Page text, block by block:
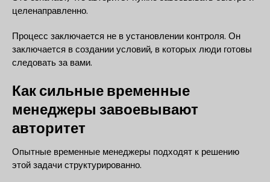
целенаправленно.
Процесс заключается не в установлении контроля. Он
заключается в создании условий, в которых люди готовы
следовать за вами.
Как сильные временные
менеджеры завоевывают
авторитет
Опытные временные менеджеры подходят к решению
этой задачи структурированно.